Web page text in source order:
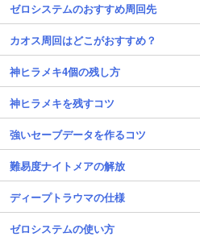
ゼロシステムのおすすめ周回先
カオス周回はどこがおすすめ？
神ヒラメキ4個の残し方
神ヒラメキを残すコツ
強いセーブデータを作るコツ
難易度ナイトメアの解放
ディープトラウマの仕様
ゼロシステムの使い方